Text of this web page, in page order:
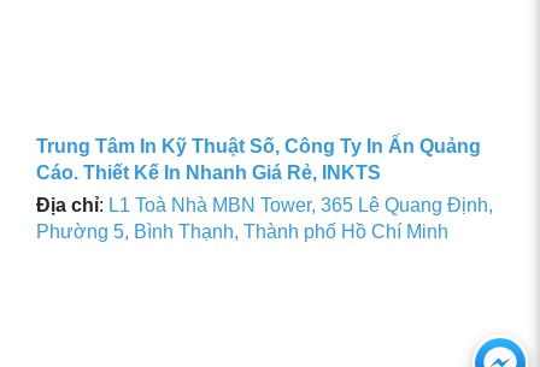
Trung Tâm In Kỹ Thuật Số, Công Ty In Ấn Quảng
Cáo. Thiết Kế In Nhanh Giá Rẻ, INKTS
Địa chỉ: L1 Toà Nhà MBN Tower, 365 Lê Quang Định,
Phường 5, Bình Thạnh, Thành phố Hồ Chí Minh